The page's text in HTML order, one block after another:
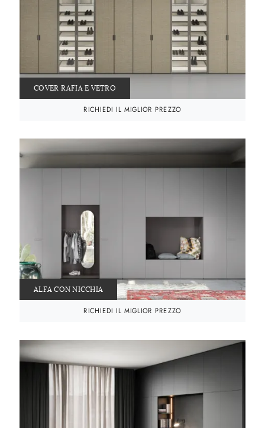
COVER RAFIA E VETRO
RICHIEDI IL MIGLIOR PREZZO
ALFA CON NICCHIA
RICHIEDI IL MIGLIOR PREZZO